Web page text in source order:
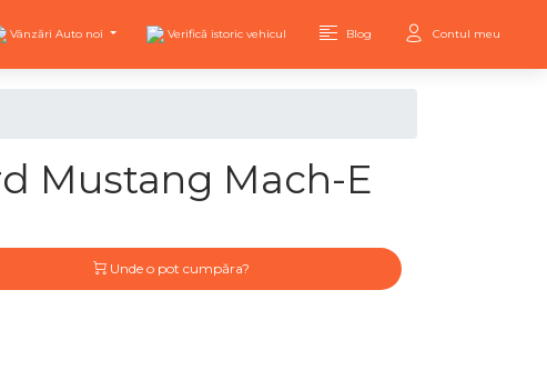
Vânzări Auto noi Verifică istoric vehicul Blog Contul meu
Mustang Mach-E
Unde o pot cumpăra?